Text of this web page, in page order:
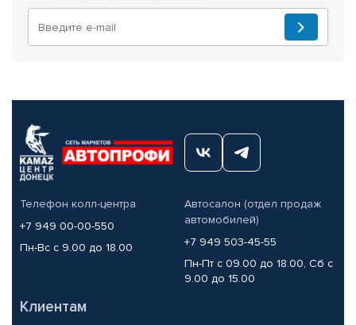
Телефон колл-центра
+7 949 00-00-550
Пн-Вс с 9.00 до 18.00
Автосалон (отдел продаж
автомобилей)
+7 949 503-45-55
Пн-Пт с 09.00 до 18.00, Сб с
9.00 до 15.00
Клиентам